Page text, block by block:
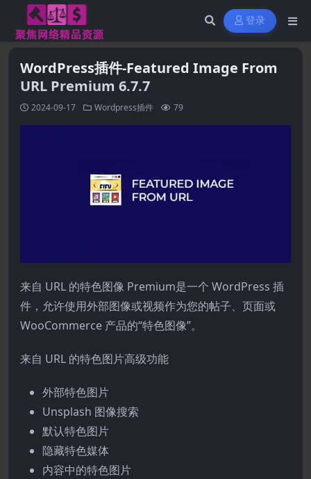
登录
WordPress插件-Featured Image From
URL Premium 6.7.7
2024-09-17 Wordpress插件 79
来自 URL 的特色图像 Premium是一个 WordPress 插
件，允许使用外部图像或视频作为您的帖子、页面或
WooCommerce 产品的“特色图像”。
来自 URL 的特色图片高级功能
外部特色图片
Unsplash 图像搜索
默认特色图片
隐藏特色媒体
内容中的特色图片